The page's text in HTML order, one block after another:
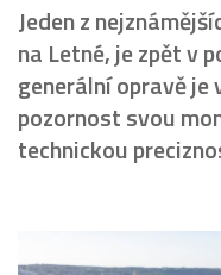
Jeden z
na Letné, je zpět v
generální opravě
pozornost svou
technickou